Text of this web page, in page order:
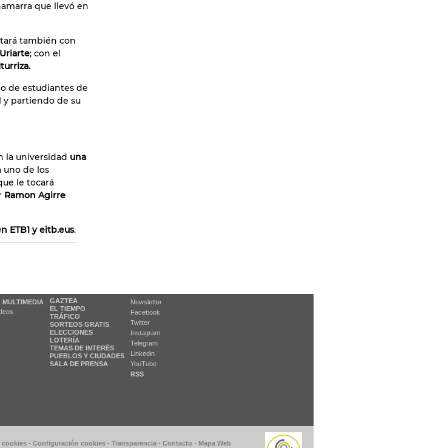
que llevó en
también con
; con el
de estudiantes de
y partiendo de su
la universidad una
uno de los
le tocará
Ramon Agirre
ETB1 y eitb.eus.
MULTIMEDIA
GAZTEA
EL TIEMPO
TRÁFICO
SORTEOS GRATIS
ELECCIONES
LOTERÍA
TEMAS DE INTERÉS
PUEBLOS Y CIUDADES
SALA DE PRENSA
Newsletter
Facebook
Twitter
Instagram
Telegram
Linkedin
YouTube
RSS
cookies - Configuración cookies - Transparencia - Contacto - Mapa Web